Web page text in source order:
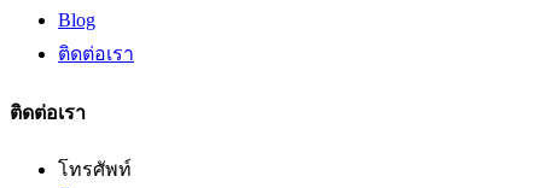
Blog
ติดต่อเรา
ติดต่อเรา
โทรศัพท์